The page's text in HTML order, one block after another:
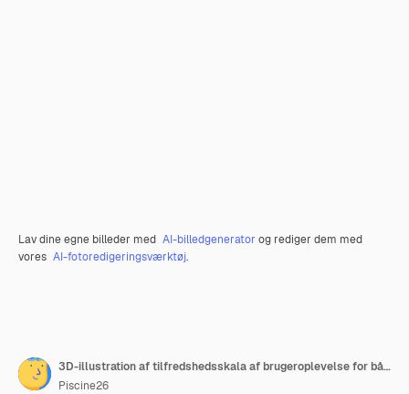
Lav dine egne billeder med AI-billedgenerator og rediger dem med
vores AI-fotoredigeringsværktøj.
3D-illustration af tilfredshedsskala af brugeroplevelse for både godt og dårligt
Piscine26